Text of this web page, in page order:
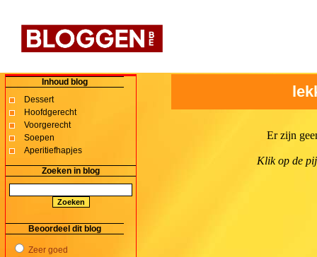
Inhoud blog
Dessert
Hoofdgerecht
Voorgerecht
Soepen
Aperitiefhapjes
Zoeken in blog
Beoordeel dit blog
Zeer goed
Er zijn
Klik op de